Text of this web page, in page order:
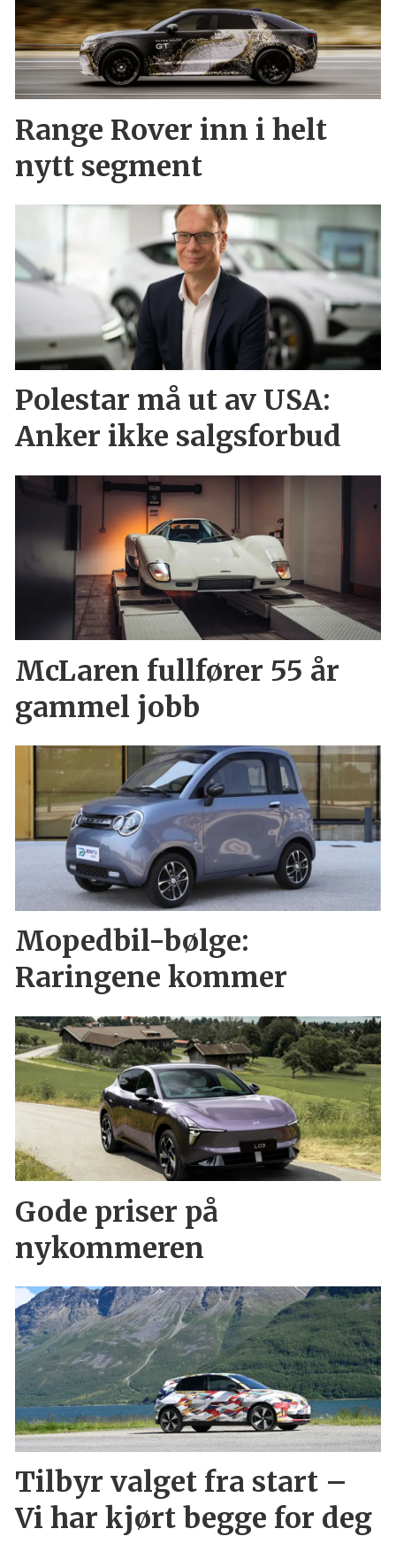
Range Rover inn i helt
nytt segment
Polestar må ut av USA:
Anker ikke salgsforbud
McLaren fullfører 55 år
gammel jobb
Mopedbil-bølge:
Raringene kommer
Gode priser på
nykommeren
Tilbyr valget fra start –
Vi har kjørt begge for deg